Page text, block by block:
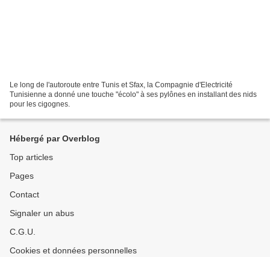
Le long de l'autoroute entre Tunis et Sfax, la Compagnie d'Electricité
Tunisienne a donné une touche "écolo" à ses pylônes en installant des nids
pour les cigognes.
Hébergé par Overblog
Top articles
Pages
Contact
Signaler un abus
C.G.U.
Cookies et données personnelles